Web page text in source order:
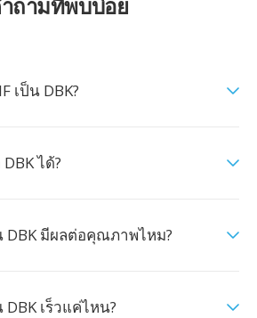
เป็น DBK?
ได้?
DBK มีผลต่อคุณภาพไหม?
DBK เร็วแค่ไหน?